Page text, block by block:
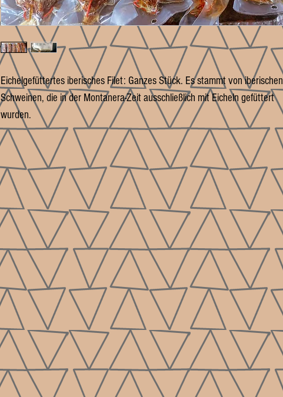
Eichelgefüttertes iberisches Filet: Ganzes Stück. Es stammt von iberischen
Schweinen, die in der Montanera-Zeit ausschließlich mit Eicheln gefüttert
wurden.